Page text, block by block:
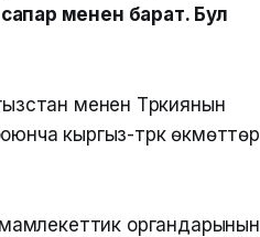
менен барат. Бул
менен Түркиянын
кыргыз-түрк өкмөттөр
органдарынын